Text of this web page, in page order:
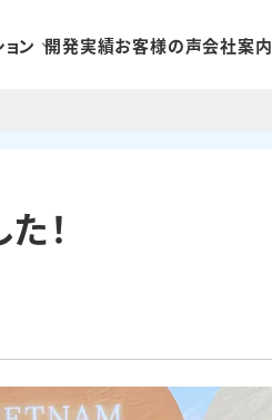
ン 開発実績お客様の声会社案内
！